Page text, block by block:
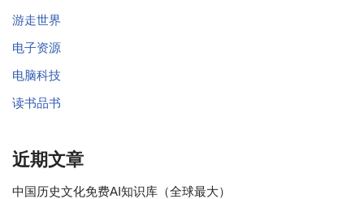
游走世界
电子资源
电脑科技
读书品书
近期文章
中国历史文化免费AI知识库（全球最大）